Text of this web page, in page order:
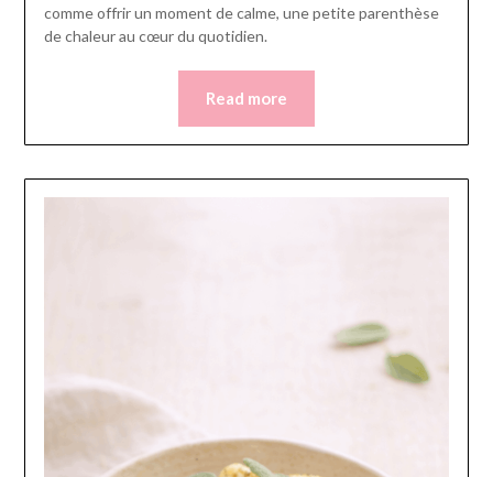
comme offrir un moment de calme, une petite parenthèse
de chaleur au cœur du quotidien.
Read more